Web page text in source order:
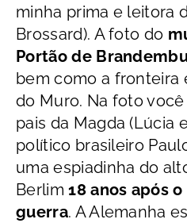
minha prima e leitora
Brossard). A foto do
Portão de
bem como a fronteira
do Muro. Na foto
pais da Magda (Lúcia
político brasileiro
uma espiadinha do
Berlim18 anos após
guerra. A Alemanha